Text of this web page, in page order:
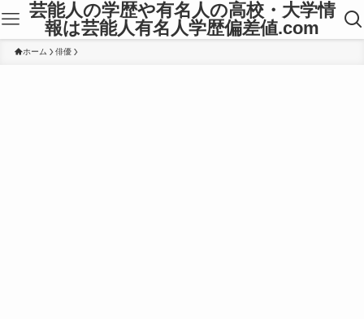
芸能人の学歴や有名人の高校・大学情
報は芸能人有名人学歴偏差値.com
ホーム 俳優